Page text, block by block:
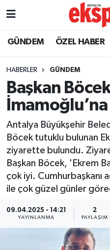
GÜNDEM ÖZEL HABER
HABERLER GÜNDEM
Başkan
Antalya Büyükşehir
Böcek tutuklu bulunan
ziyarette bulundu.
Başkan Böcek, 'Ekrem
çok iyi. Cumhurbaşkanı
ile çok güzel günler
09.04.2025 - 14:21
YAYINLANMA
2
PAYLAŞIM
ÖZEL HABER
YEREL GÜNDEM
EKONOMİ
KÜLTÜR - SANAT
SPOR
SİYASET
SAĞLIK
Nöbetçi Eczaneler
Trafik Durumu
Süper Lig Puan
Tüm Manşetler
Son Dakika Haberleri
Haber Arşivi